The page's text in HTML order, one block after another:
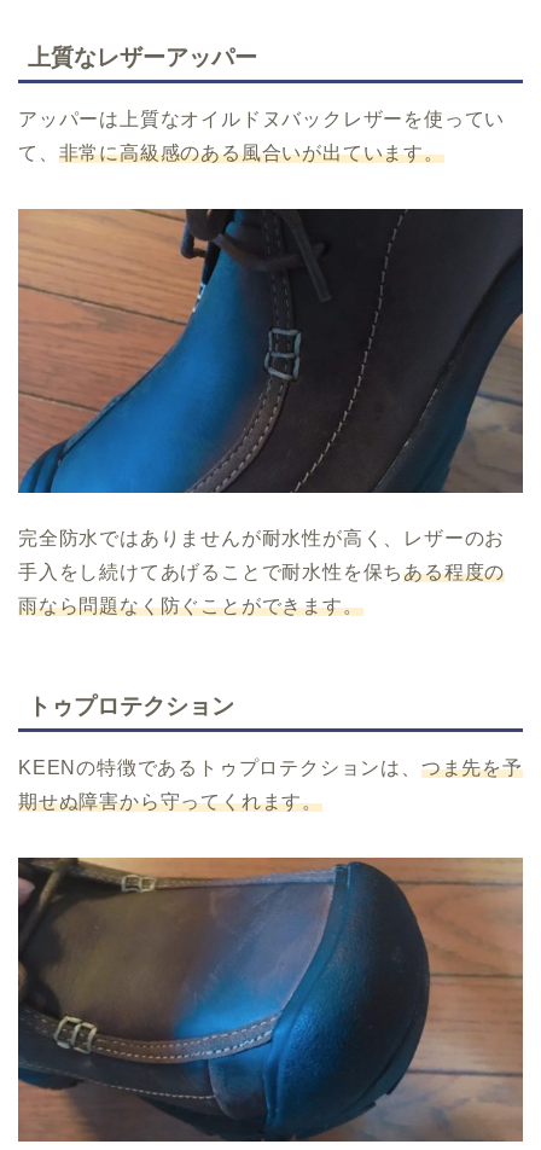
上質なレザーアッパー
アッパーは上質なオイルドヌバックレザーを使ってい
て、 非常に高級感のある風合いが出ています。
完全防水ではありませんが耐水性が高く、レザーのお
手入をし続けてあげることで耐水性を保ちある程度の
雨なら問題なく防ぐことができます。
トゥプロテクション
KEENの特徴であるトゥプロテクションは、 つま先を予
期せぬ障害から守ってくれます。